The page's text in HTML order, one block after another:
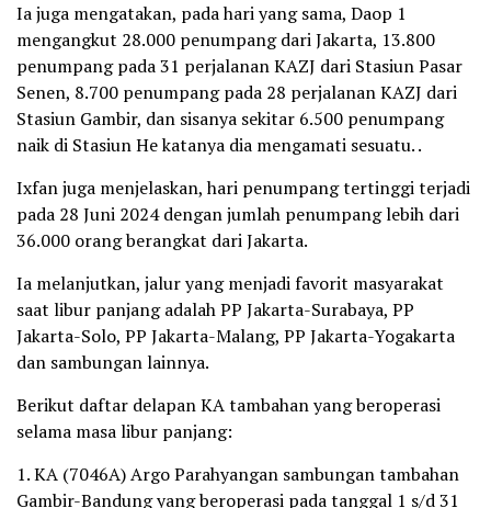
Ia juga mengatakan, pada hari yang sama, Daop 1
mengangkut 28.000 penumpang dari Jakarta, 13.800
penumpang pada 31 perjalanan KAZJ dari Stasiun Pasar
Senen, 8.700 penumpang pada 28 perjalanan KAZJ dari
Stasiun Gambir, dan sisanya sekitar 6.500 penumpang
naik di Stasiun He katanya dia mengamati sesuatu. .
Ixfan juga menjelaskan, hari penumpang tertinggi terjadi
pada 28 Juni 2024 dengan jumlah penumpang lebih dari
36.000 orang berangkat dari Jakarta.
Ia melanjutkan, jalur yang menjadi favorit masyarakat
saat libur panjang adalah PP Jakarta-Surabaya, PP
Jakarta-Solo, PP Jakarta-Malang, PP Jakarta-Yogakarta
dan sambungan lainnya.
Berikut daftar delapan KA tambahan yang beroperasi
selama masa libur panjang:
1. KA (7046A) Argo Parahyangan sambungan tambahan
Gambir-Bandung yang beroperasi pada tanggal 1 s/d 31